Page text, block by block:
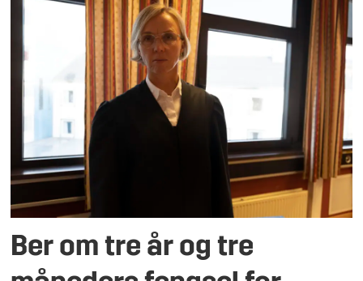
Ber om tre år og tre